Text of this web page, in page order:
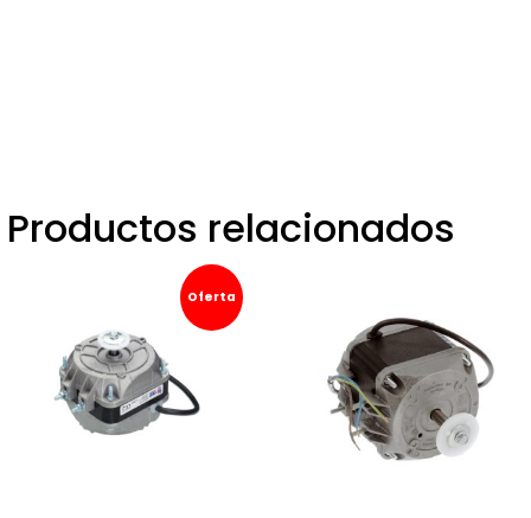
Productos relacionados
Oferta